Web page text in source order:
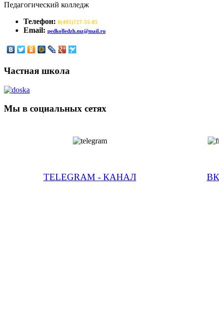
Педагогический колледж
Телефон: 8(495)727-55-85
Email: pedkolledzh.mz@mail.ru
Частная школа
Мы в социальных сетях
TELEGRAM - КАНАЛ